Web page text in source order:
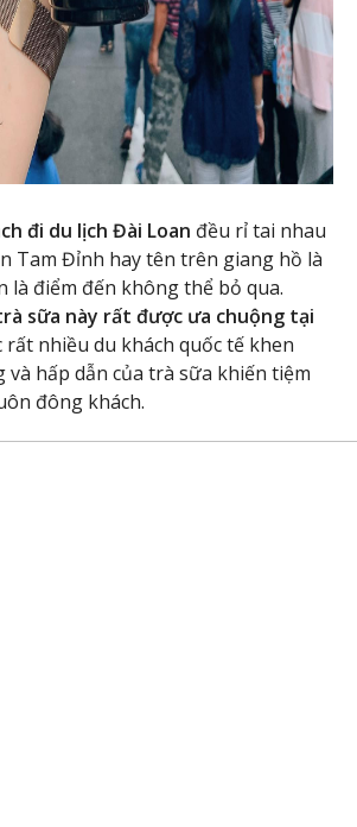
đi du lịch Đài Loan đều rỉ tai nhau
Tam Đỉnh hay tên trên giang hồ là
là điểm đến không thể bỏ qua.
sữa này rất được ưa chuộng tại
rất nhiều du khách quốc tế khen
và hấp dẫn của trà sữa khiến tiệm
đông khách.